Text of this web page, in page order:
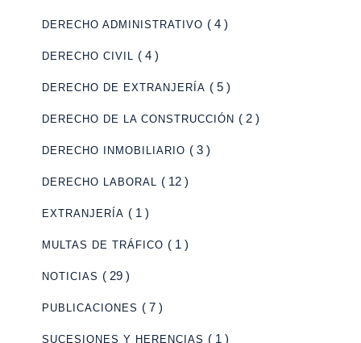
DERECHO ADMINISTRATIVO ( 4 )
DERECHO CIVIL ( 4 )
DERECHO DE EXTRANJERÍA ( 5 )
DERECHO DE LA CONSTRUCCIÓN ( 2 )
DERECHO INMOBILIARIO ( 3 )
DERECHO LABORAL ( 12 )
EXTRANJERÍA ( 1 )
MULTAS DE TRÁFICO ( 1 )
NOTICIAS ( 29 )
PUBLICACIONES ( 7 )
SUCESIONES Y HERENCIAS ( 1 )